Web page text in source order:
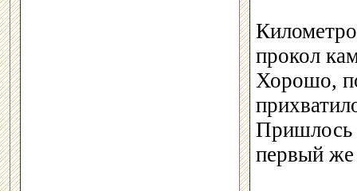
прокол
Хорошо,
Пришлось
первый же